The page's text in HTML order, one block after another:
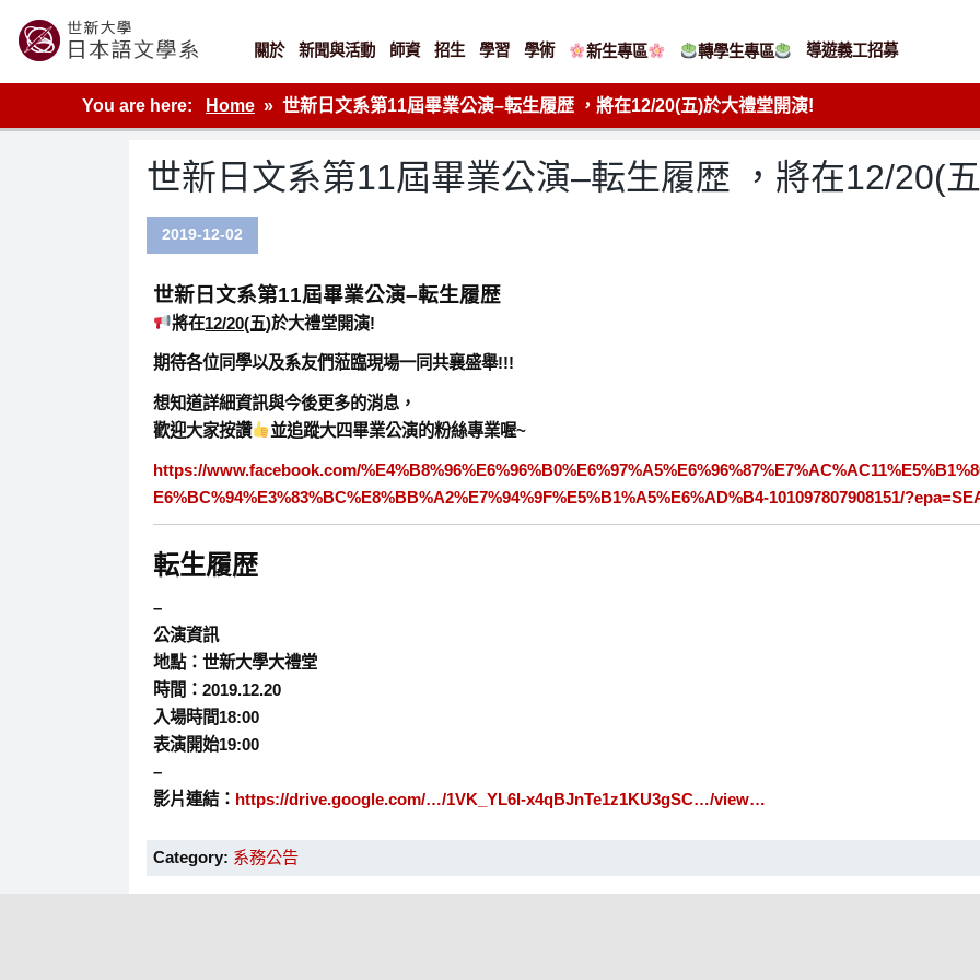
content
世新大學教學單位的網站
關於 新聞與活動 師資 招生 學習 學術 新生專區 轉學生專區 導遊義工招募
You are here: Home 世新日文系第11屆畢業公演–転生履歴 ，將在12/20(五)於大禮堂開演!
世新日文系第11屆畢業公演–転生履歴 ，將在12/20(
2019-12-02
世新日文系第11屆畢業公演–転生履歴
將在12/20(五)於大禮堂開演!
期待各位同學以及系友們蒞臨現場一同共襄盛舉!!!
想知道詳細資訊與今後更多的消息，
歡迎大家按讚
並追蹤大四畢業公演的粉絲專業喔~
https://www.facebook.com/
E6%BC%94%E3%83%BC%E8%BB%A2%E7%94%9F%E5%B1%A5%E6%AD%B4-101097807908151/
転生履歴
–
公演資訊
地點：世新大學大禮堂
時間：2019.12.20
入場時間18:00
表演開始19:00
–
影片連結： https://drive.google.com/…/1VK_YL6l-x4qBJnTe1z1KU3gSC…/view…
Category: 系務公告